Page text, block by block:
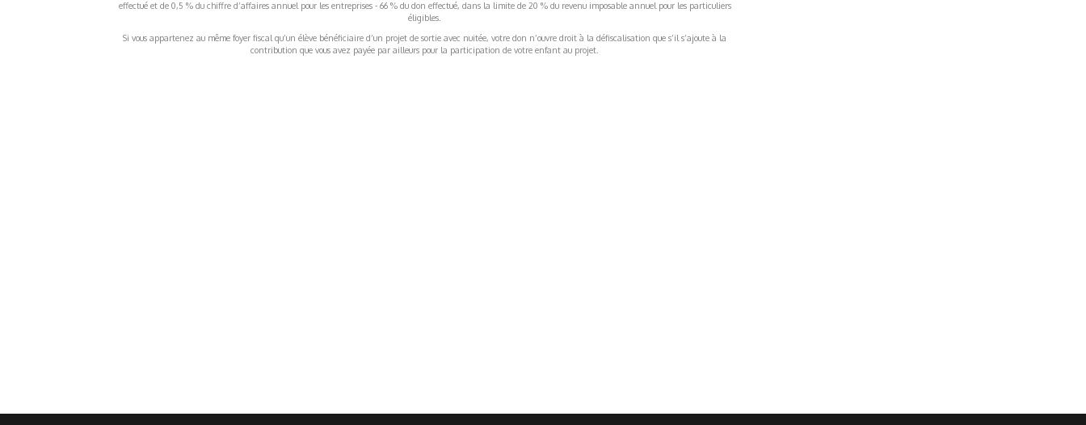
effectué et de 0,5 % du chiffre d’affaires annuel pour les entreprises - 66 % du don effectué, dans la limite de 20 % du revenu imposable annuel pour les particuliers
éligibles.
Si vous appartenez au même foyer fiscal qu’un élève bénéficiaire d’un projet de sortie avec nuitée, votre don n’ouvre droit à la défiscalisation que s’il s’ajoute à la
contribution que vous avez payée par ailleurs pour la participation de votre enfant au projet.